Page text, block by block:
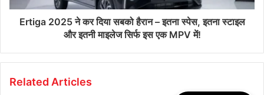
Ertiga 2025 ने कर दिया सबको हैरान – इतना स्पेस, इतना स्टाइल
और इतनी माइलेज सिर्फ इस एक MPV में!
Related Articles